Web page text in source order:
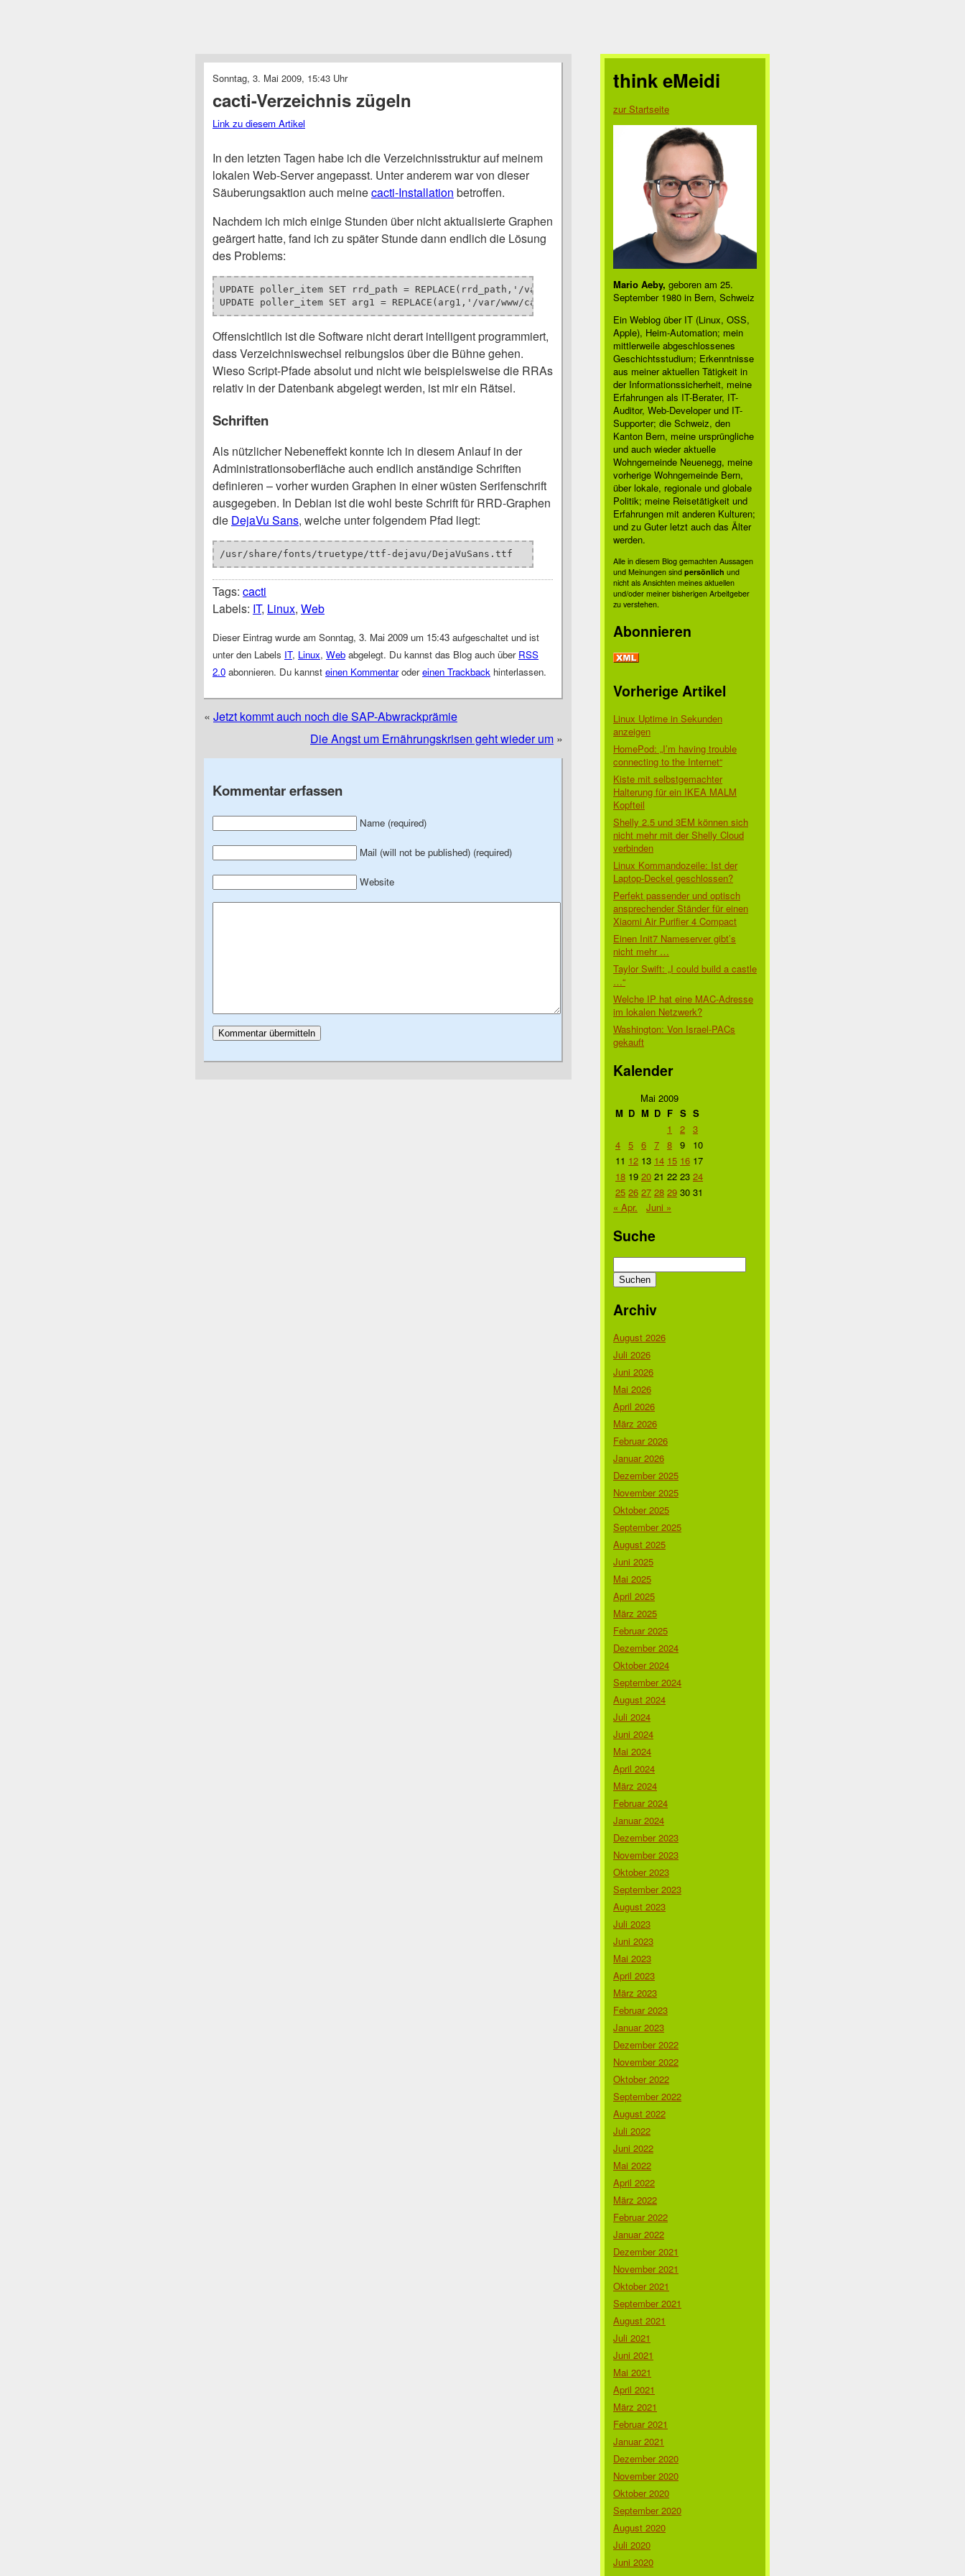
Sonntag, 3. Mai 2009, 15:43 Uhr
cacti-Verzeichnis zügeln
Link zu diesem Artikel
In den letzten Tagen habe ich die Verzeichnisstruktur auf meinem
lokalen Web-Server angepasst. Unter anderem war von dieser
Säuberungsaktion auch meinecacti-Installation betroffen.
Nachdem ich mich einige Stunden über nicht aktualisierte Graphen
geärgert hatte, fand ich zu später Stunde dann endlich die Lösung
des Problems:
UPDATE poller_item SET rrd_path = REPLACE(rrd_path,'/var/www/cacti/','/var/www/system/cacti/')
UPDATE poller_item SET arg1 = REPLACE(arg1,'/var/www/cacti/','/var/www/system/cacti/')
Offensichtlich ist die Software nicht derart intelligent programmiert,
dass Verzeichniswechsel reibungslos über die Bühne gehen.
Wieso Script-Pfade absolut und nicht wie beispielsweise die RRAs
relativ in der Datenbank abgelegt werden, ist mir ein Rätsel.
Schriften
Als nützlicher Nebeneffekt konnte ich in diesem Anlauf in der
Administrationsoberfläche auch endlich anständige Schriften
definieren – vorher wurden Graphen in einer wüsten Serifenschrift
ausgegeben. In Debian ist die wohl beste Schrift für RRD-Graphen
die DejaVu Sans, welche unter folgendem Pfad liegt:
/usr/share/fonts/truetype/ttf-dejavu/DejaVuSans.ttf
Tags: cacti
Labels: IT, Linux, Web
Dieser Eintrag wurde am Sonntag, 3. Mai 2009 um 15:43 aufgeschaltet und ist
unter den Labels IT, Linux, Web abgelegt. Du kannst das Blog auch über RSS
2.0 abonnieren. Du kannst einen Kommentarodereinen Trackback hinterlassen.
« Jetzt kommt auch noch die SAP-Abwrackprämie
Die Angst um Ernährungskrisen geht wieder um »
Kommentar erfassen
Name (required)
Mail (will not be published) (required)
Website
think eMeidi
zur Startseite
Mario Aeby, geboren am 25.
September 1980 in Bern, Schweiz
Ein Weblog über IT (Linux, OSS,
Apple), Heim-Automation; mein
mittlerweile abgeschlossenes
Geschichtsstudium; Erkenntnisse
aus meiner aktuellen Tätigkeit in
der Informationssicherheit, meine
Erfahrungen als IT-Berater, IT-
Auditor, Web-Developer und IT-
Supporter; die Schweiz, den
Kanton Bern, meine ursprüngliche
und auch wieder aktuelle
Wohngemeinde Neuenegg, meine
vorherige Wohngemeinde Bern,
über lokale, regionale und globale
Politik; meine Reisetätigkeit und
Erfahrungen mit anderen Kulturen;
und zu Guter letzt auch das Älter
werden.
Alle in diesem Blog gemachten Aussagen
und Meinungen sind persönlich und
nicht als Ansichten meines aktuellen
und/oder meiner bisherigen Arbeitgeber
zu verstehen.
Abonnieren
Vorherige Artikel
Linux Uptime in Sekunden
anzeigen
HomePod: „I’m having trouble
connecting to the Internet“
Kiste mit selbstgemachter
Halterung für ein IKEA MALM
Kopfteil
Shelly 2.5 und 3EM können sich
nicht mehr mit der Shelly Cloud
verbinden
Linux Kommandozeile: Ist der
Laptop-Deckel geschlossen?
Perfekt passender und optisch
ansprechender Ständer für einen
Xiaomi Air Purifier 4 Compact
Einen Init7 Nameserver gibt’s
nicht mehr …
Taylor Swift: „I could build a castle
…“
Welche IP hat eine MAC-Adresse
im lokalen Netzwerk?
Washington: Von Israel-PACs
gekauft
Kalender
Mai 2009
M D M D F S S
1
2 3
4 5 6 7 8 9
10
11 12 13 14 15 16 17
18 19 20 21 22 23 24
25 26 27 28 29 30 31
« Apr.
Juni »
Suche
nach:
Archiv
August 2026
Juli 2026
Juni 2026
Mai 2026
April 2026
März 2026
Februar 2026
Januar 2026
Dezember 2025
November 2025
Oktober 2025
September 2025
August 2025
Juni 2025
Mai 2025
April 2025
März 2025
Februar 2025
Dezember 2024
Oktober 2024
September 2024
August 2024
Juli 2024
Juni 2024
Mai 2024
April 2024
März 2024
Februar 2024
Januar 2024
Dezember 2023
November 2023
Oktober 2023
September 2023
August 2023
Juli 2023
Juni 2023
Mai 2023
April 2023
März 2023
Februar 2023
Januar 2023
Dezember 2022
November 2022
Oktober 2022
September 2022
August 2022
Juli 2022
Juni 2022
Mai 2022
April 2022
März 2022
Februar 2022
Januar 2022
Dezember 2021
November 2021
Oktober 2021
September 2021
August 2021
Juli 2021
Juni 2021
Mai 2021
April 2021
März 2021
Februar 2021
Januar 2021
Dezember 2020
November 2020
Oktober 2020
September 2020
August 2020
Juli 2020
Juni 2020